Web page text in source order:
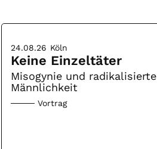
24.08.26 Köln
Keine Einzeltäter
Misogynie und radikalisierte
Männlichkeit
Vortrag